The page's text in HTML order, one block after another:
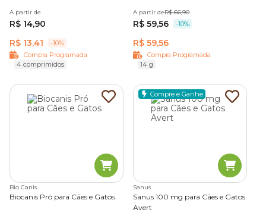
A partir de
R$ 14,90
R$ 13,41
-10%
Compra Programada
4 comprimidos
A partir deR$ 66,90
R$ 59,56 -10%
R$ 59,56
Compra Programada
14 g
Bio Canis
Biocanis Pró para Cães e Gatos
Compre e Ganhe
Sanus
Sanus 100 mg para Cães e Gatos
Avert